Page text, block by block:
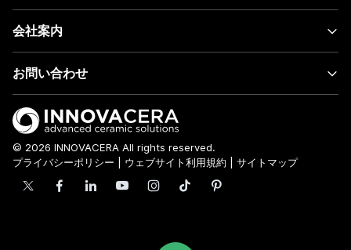
会社案内
お問い合わせ
© 2026 INNOVACERA All rights reserved.
プライバシーポリシー
ウェブサイト利用規約 サイトマップ